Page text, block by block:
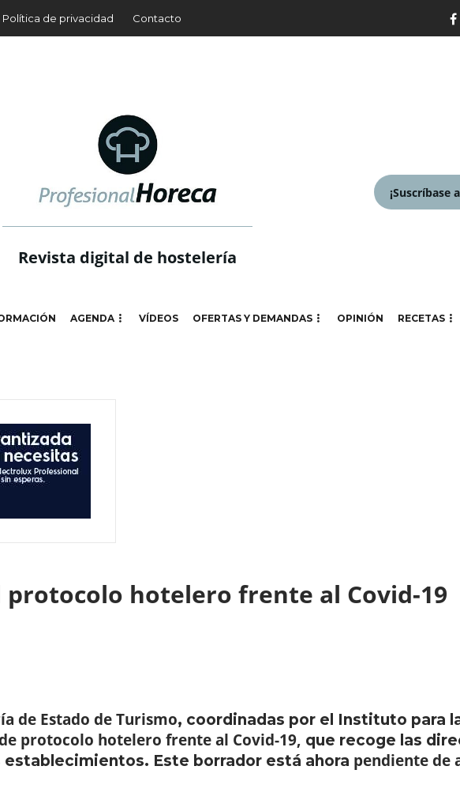
Política de privacidad Contacto
Revista digital de hostelería
¡Suscríbase
AGENDA VÍDEOS OFERTAS Y DEMANDAS OPINIÓN RECETAS
hotelero frente al Covid-19
de Estado de Turismo, coordinadas por el Instituto para
protocolo hotelero frente al Covid-19, que recoge las
Este borrador está ahora pendiente de